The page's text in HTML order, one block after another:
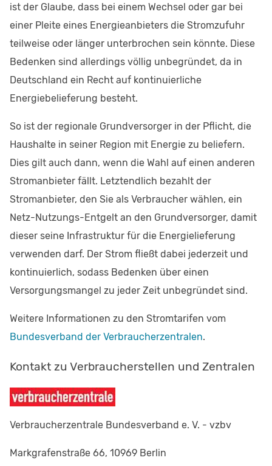
ist der Glaube, dass bei einem Wechsel oder gar bei
einer Pleite eines Energieanbieters die Stromzufuhr
teilweise oder länger unterbrochen sein könnte. Diese
Bedenken sind allerdings völlig unbegründet, da in
Deutschland ein Recht auf kontinuierliche
Energiebelieferung besteht.
So ist der regionale Grundversorger in der Pflicht, die
Haushalte in seiner Region mit Energie zu beliefern.
Dies gilt auch dann, wenn die Wahl auf einen anderen
Stromanbieter fällt. Letztendlich bezahlt der
Stromanbieter, den Sie als Verbraucher wählen, ein
Netz-Nutzungs-Entgelt an den Grundversorger, damit
dieser seine Infrastruktur für die Energielieferung
verwenden darf. Der Strom fließt dabei jederzeit und
kontinuierlich, sodass Bedenken über einen
Versorgungsmangel zu jeder Zeit unbegründet sind.
Weitere Informationen zu den Stromtarifen vom
Bundesverband der Verbraucherzentralen.
Kontakt zu Verbraucherstellen und Zentralen
Verbraucherzentrale Bundesverband e. V. - vzbv
Markgrafenstraße 66, 10969 Berlin